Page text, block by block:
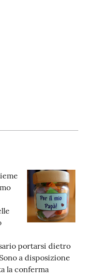
portarsi dietro
a disposizione
la conferma